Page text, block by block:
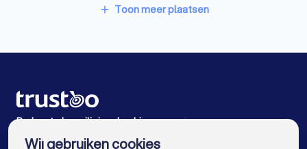
Beveiligingsbedrijven in Kring van Dorth
Beveiligingsbedrijven in Barchem
Beveiligingsbedrijven in Amsterdam
add Toon meer plaatsen
De beste beveiligingsbedrijven voor jou
Wij gebruiken cookies